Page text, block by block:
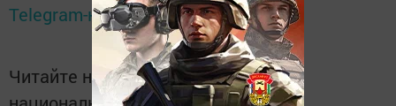
Telegram-каналеТатмедиа
Читайте новости Татарстана в